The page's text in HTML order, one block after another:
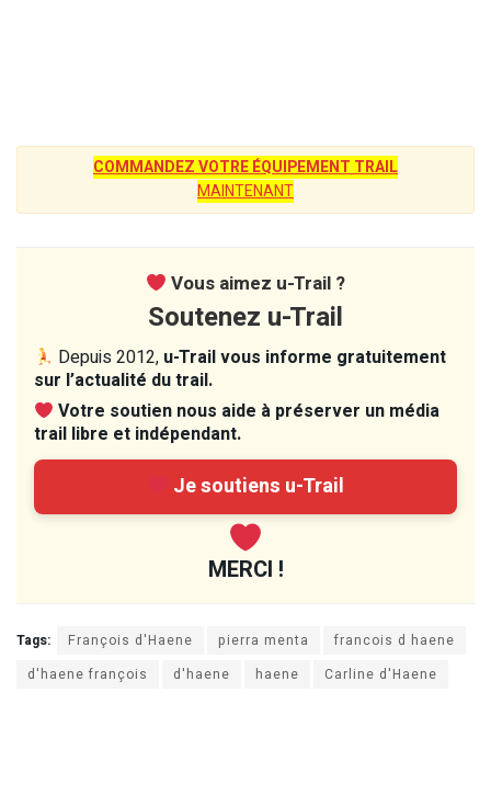
COMMANDEZ VOTRE ÉQUIPEMENT TRAIL
MAINTENANT
Vous aimez u-Trail ?
Soutenez u-Trail
Depuis 2012, u-Trail vous informe gratuitement
sur l’actualité du trail.
Votre soutien nous aide à préserver un média
trail libre et indépendant.
Je soutiens u-Trail
MERCI !
Tags: François d'Haene pierra menta
francois d haene
d'haene françois
d'haene haene Carline d'Haene